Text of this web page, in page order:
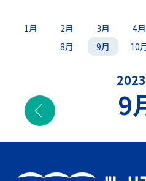
1月 2月 3月 4月
8月
9月 10
9